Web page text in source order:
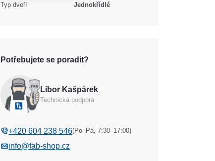
Typ dveří
Jednokřídlé
Potřebujete se poradit?
Libor Kašpárek
Technická podpora
+420 604 238 546(Po–Pá, 7:30–17:00)
info@fab-shop.cz